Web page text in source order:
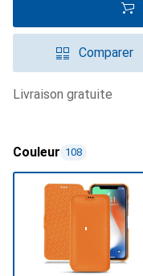
Comparer
livraison gratuite
Couleur 108